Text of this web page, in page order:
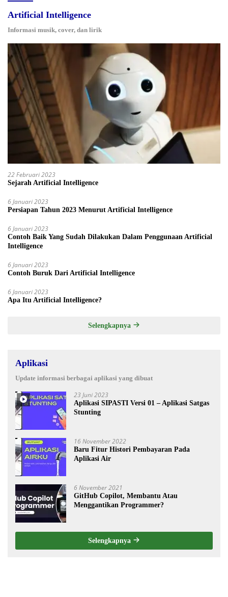
Artificial Intelligence
Informasi musik, cover, dan lirik
22 Februari 2023
Sejarah Artificial Intelligence
6 Januari 2023
Persiapan Tahun 2023 Menurut Artificial Intelligence
6 Januari 2023
Contoh Baik Yang Sudah Dilakukan Dalam Penggunaan Artificial
Intelligence
6 Januari 2023
Contoh Buruk Dari Artificial Intelligence
6 Januari 2023
Apa Itu Artificial Intelligence?
Selengkapnya
Aplikasi
Update informasi berbagai aplikasi yang dibuat
23 Juni 2023
Aplikasi SIPASTI Versi 01 – Aplikasi Satgas
Stunting
16 November 2022
Baru Fitur Histori Pembayaran Pada
Aplikasi Air
6 November 2021
GitHub Copilot, Membantu Atau
Menggantikan Programmer?
Selengkapnya